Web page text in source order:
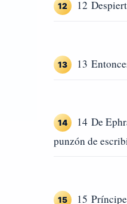
12 12
13 13
14
14 De
punzón de
15 15